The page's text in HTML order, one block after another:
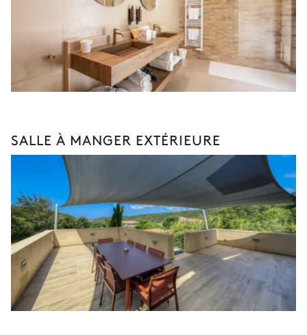
SALLE À MANGER EXTÉRIEURE